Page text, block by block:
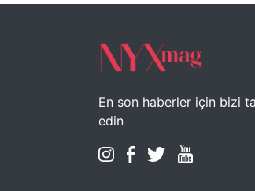
En son haberler için bizi
edin